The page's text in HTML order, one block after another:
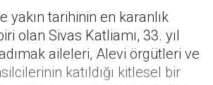
yakın tarihinin en karanlık
olan Sivas Katliamı, 33. yıl
aileleri, Alevi örgütleri ve
katıldığı kitlesel bir